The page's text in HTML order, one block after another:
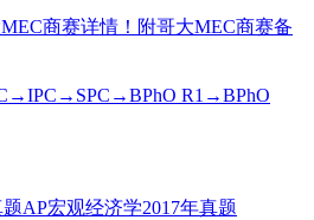
商赛详情！附哥大MEC商赛备
R1→BPhO
标
AP宏观经济学2017年真题